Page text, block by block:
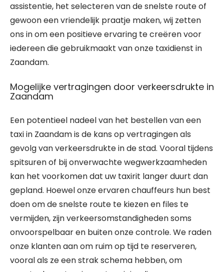
assistentie, het selecteren van de snelste route of
gewoon een vriendelijk praatje maken, wij zetten
ons in om een positieve ervaring te creëren voor
iedereen die gebruikmaakt van onze taxidienst in
Zaandam.
Mogelijke vertragingen door verkeersdrukte in
Zaandam
Een potentieel nadeel van het bestellen van een
taxi in Zaandam is de kans op vertragingen als
gevolg van verkeersdrukte in de stad. Vooral tijdens
spitsuren of bij onverwachte wegwerkzaamheden
kan het voorkomen dat uw taxirit langer duurt dan
gepland. Hoewel onze ervaren chauffeurs hun best
doen om de snelste route te kiezen en files te
vermijden, zijn verkeersomstandigheden soms
onvoorspelbaar en buiten onze controle. We raden
onze klanten aan om ruim op tijd te reserveren,
vooral als ze een strak schema hebben, om